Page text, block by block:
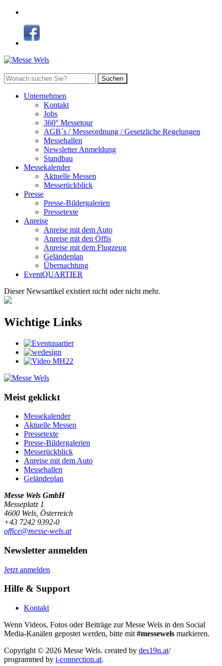
Suchen
Unternehmen
Kontakt
Jobs
360° Messetour
AGB´s / Messeordnung / Gesetzliche Regelungen
Messehallen
Newsletter Anmeldung
Standbau
Messekalender
Aktuelle Messen
Messerückblick
Presse
Presse-Bildergalerien
Pressetexte
Anreise
Anreise mit dem Auto
Anreise mit den Öffis
Anreise mit dem Flugzeug
Geländeplan
Übernachtung
EventQUARTIER
Dieser Newsartikel existiert nicht oder nicht mehr.
Wichtige Links
Meist geklickt
Messekalender
Aktuelle Messen
Pressetexte
Presse-Bildergalerien
Messerückblick
Anreise mit dem Auto
Messehallen
Geländeplan
Messe Wels GmbH
Messeplatz 1
4600 Wels, Österreich
+43 7242 9392-0
office@messe-wels.at
Newsletter anmelden
Jetzt anmelden
Hilfe & Support
Kontakt
Wenn Videos, Fotos oder Beiträge zur Messe Wels in den Social
Media-Kanälen gepostet werden, bitte mit #messewels markieren.
Copyright © 2026 Messe Wels. created by des19n.at/
programmed by i-connection.at.